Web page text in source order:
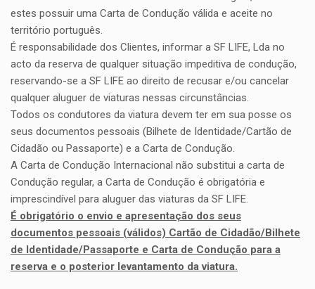
estes possuir uma Carta de Condução válida e aceite no
território português.
É responsabilidade dos Clientes, informar a SF LIFE, Lda no
acto da reserva de qualquer situação impeditiva de condução,
reservando-se a SF LIFE ao direito de recusar e/ou cancelar
qualquer aluguer de viaturas nessas circunstâncias.
Todos os condutores da viatura devem ter em sua posse os
seus documentos pessoais (Bilhete de Identidade/Cartão de
Cidadão ou Passaporte) e a Carta de Condução.
A Carta de Condução Internacional não substitui a carta de
Condução regular, a Carta de Condução é obrigatória e
imprescindível para aluguer das viaturas da SF LIFE.
É obrigatório o envio e apresentação dos seus
documentos pessoais (válidos) Cartão de Cidadão/Bilhete
de Identidade/Passaporte e Carta de Condução para a
reserva e o posterior levantamento da viatura.